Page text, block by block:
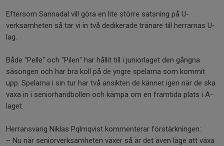
Eftersom Sannadal vill göra en lite större satsning på U-
verksamheten så tar vi in två dedikerade tränare till herrarnas U-
lag.
Både "Pelle" och "Pilen" har hållit till i juniorlaget den gångna
säsongen och har bra koll på de yngre spelarna som kommit
upp. Spelarna i sin tur har två ansikten de känner igen när de ska
växa in i seniorhandbollen och kämpa om en framtida plats i A-
laget.
Herransvarig Niklas Pqlmqvist kommenterar förstärkningen:
– Nu när seniorverksamheten växer så är det även läge att växa